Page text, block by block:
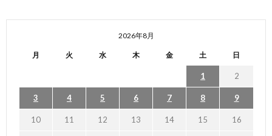
2026年8月
月 火 水 木 金 土 日
1 2
3 4 5 6 7 8 9
10 11 12 13 14 15 16